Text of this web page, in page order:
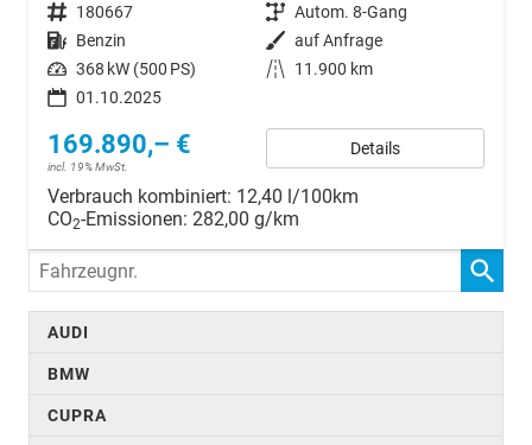
Fahrzeugnr. 180667 Getriebe Autom. 8-Gang
Kraftstoff Benzin Außenfarbe auf Anfrage
Leistung 368 kW (500 PS) Kilometerstand
11.900 km
01.10.2025
169.890,– €
incl. 19% MwSt.
Details
Verbrauch kombiniert: 12,40 l/100km
CO2-Emissionen: 282,00 g/km
Fahrzeugnr.
AUDI
BMW
CUPRA